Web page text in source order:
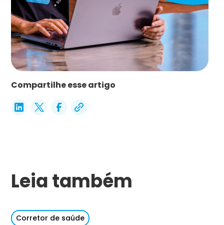
Compartilhe esse artigo
Leia também
Corretor de saúde